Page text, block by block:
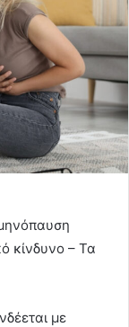
κίνδυνο – Τα
με